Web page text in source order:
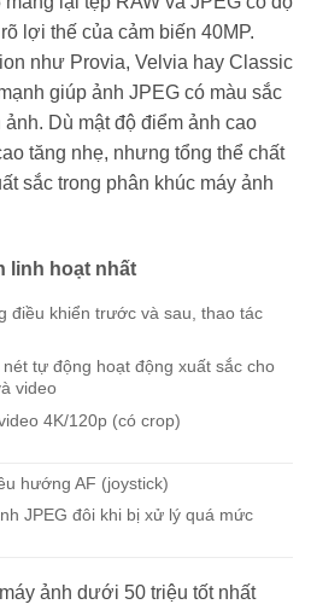
lợi thế của cảm biến 40MP.
như Provia, Velvia hay Classic
giúp ảnh JPEG có màu sắc
Dù mật độ điểm ảnh cao
tăng nhẹ, nhưng tổng thể chất
sắc trong phân khúc máy ảnh
linh hoạt nhất
điều khiển trước và sau, thao tác
nét tự động hoạt động xuất sắc cho
video
4K/120p (có crop)
hướng AF (joystick)
JPEG đôi khi bị xử lý quá mức
ảnh dưới 50 triệu tốt nhất